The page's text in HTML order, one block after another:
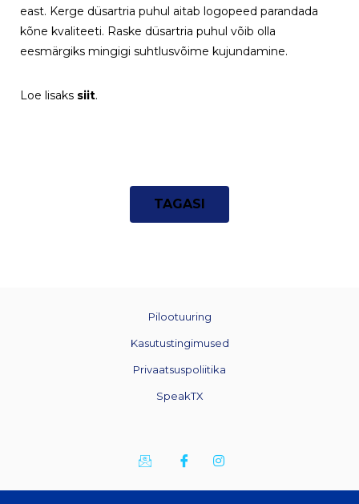
east. Kerge düsartria puhul aitab logopeed parandada
kõne kvaliteeti. Raske düsartria puhul võib olla
eesmärgiks mingigi suhtlusvõime kujundamine.
Loe lisaks siit.
TAGASI
Pilootuuring
Kasutustingimused
Privaatsuspoliitika
SpeakTX